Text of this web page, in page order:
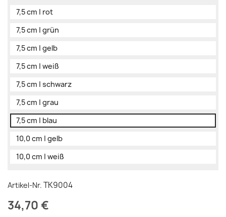
7,5 cm | rot
7,5 cm | grün
7,5 cm | gelb
7,5 cm | weiß
7,5 cm | schwarz
7,5 cm | grau
7,5 cm | blau
10,0 cm | gelb
10,0 cm | weiß
Artikel-Nr. TK9004
34,70 €